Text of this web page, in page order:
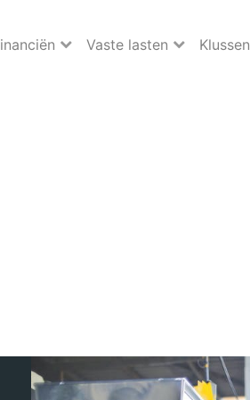
Vaste lasten Klussen